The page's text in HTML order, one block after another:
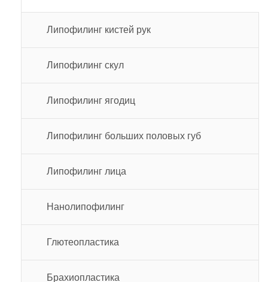
Липофилинг кистей рук
Липофилинг скул
Липофилинг ягодиц
Липофилинг больших половых губ
Липофилинг лица
Нанолипофилинг
Глютеопластика
Брахиопластика